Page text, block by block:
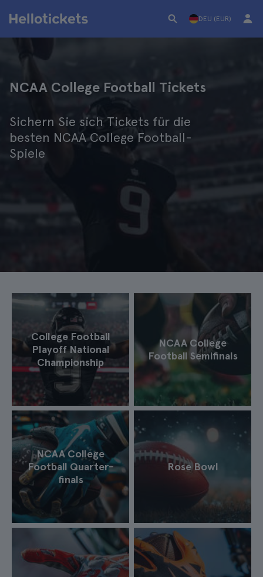
DEU (EUR)
NCAA College Football Tickets
Sichern Sie sich Tickets für die
besten NCAA College Football-
Spiele
College Football
Playoff National
Championship
NCAA College
Football Semifinals
NCAA College
Football Quarter-
finals
Rose Bowl